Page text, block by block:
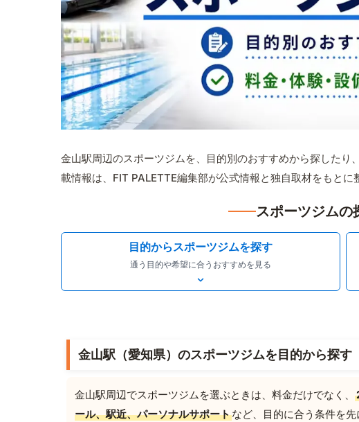
金山駅周辺のスポーツジムを、目的別のおすすめから探した
載情報は、FIT PALETTE編集部が公式情報と独自取材をもとに
スポーツジムの
目的からスポーツジムを探す
通う目的や希望に合うおすすめを見る
金山駅（愛知県）のスポーツジムを目的から探す
金山駅周辺でスポーツジムを選ぶときは、料金だけでなく、
ール、駅近、パーソナルサポートなど、目的に合う条件を先